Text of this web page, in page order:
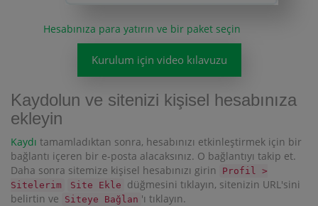
Hesabınıza para yatırın ve bir paket seçin
Kurulum için video kılavuzu
Kaydolun ve sitenizi kişisel hesabınıza
ekleyin
Kaydı tamamladıktan sonra, hesabınızı etkinleştirmek için bir
bağlantı içeren bir e-posta alacaksınız. O bağlantıyı takip et.
Daha sonra sitemize kişisel hesabınızı girin
Profil >
Sitelerim
Site Ekle
düğmesini tıklayın, sitenizin URL'sini
belirtin ve
Siteye Bağlan 'ı tıklayın.